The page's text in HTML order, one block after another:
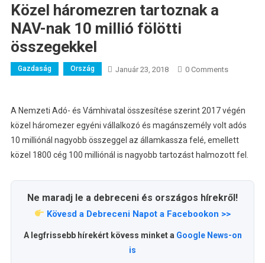
Közel háromezren tartoznak a
NAV-nak 10 millió fölötti
összegekkel
Gazdaság Ország Január 23, 2018 0 Comments
A Nemzeti Adó- és Vámhivatal összesítése szerint 2017 végén
közel háromezer egyéni vállalkozó és magánszemély volt adós
10 milliónál nagyobb összeggel az államkassza felé, emellett
közel 1800 cég 100 milliónál is nagyobb tartozást halmozott fel.
Ne maradj le a debreceni és országos hírekről!
Kövesd a Debreceni Napot a Facebookon >>
A legfrissebb hírekért kövess minket a Google News-on
is